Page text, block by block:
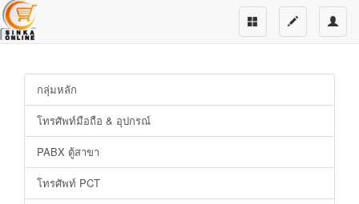
กลุ่มหลัก
โทรศัพท์มือถือ & อุปกรณ์
PABX ตู้สาขา
โทรศัพท์ PCT